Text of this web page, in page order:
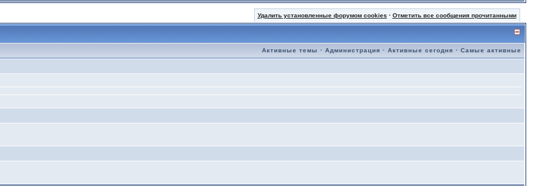
Удалить установленные форумом cookies · Отметить все сообщения прочитанными
Активные темы ·Администрация ·Активные сегодня ·Самые активные